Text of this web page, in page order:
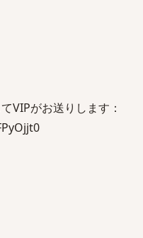
VIPがお送りします：